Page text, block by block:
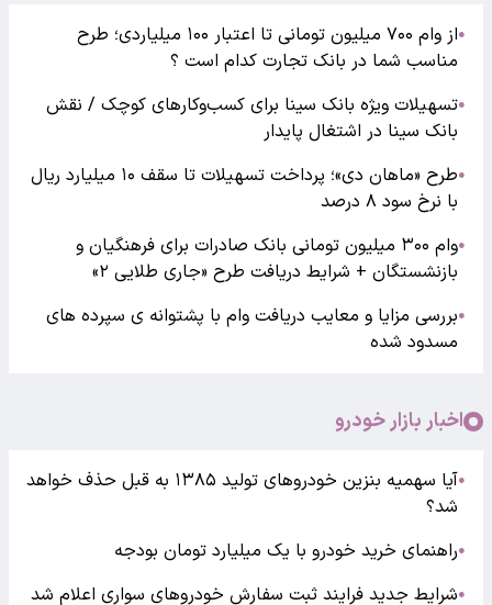
●
از وام ۷۰۰ میلیون تومانی تا اعتبار ۱۰۰ میلیاردی؛ طرح
مناسب شما در بانک تجارت کدام است ؟
●تسهیلات ویژه بانک سینا برای کسب‌وکارهای کوچک / نقش
بانک سینا در اشتغال پایدار
●
طرح «ماهان دی»؛ پرداخت تسهیلات تا سقف ۱۰ میلیارد ریال
با نرخ سود ۸ درصد
●
وام ۳۰۰ میلیون تومانی بانک صادرات برای فرهنگیان و
بازنشستگان + شرایط دریافت طرح «جاری طلایی ۲»
●بررسی مزایا و معایب دریافت وام با پشتوانه ی سپرده های
مسدود شده
اخبار بازار خودرو
●
آیا سهمیه بنزین خودروهای تولید ۱۳۸۵ به قبل حذف خواهد
شد؟
●راهنمای خرید خودرو با یک میلیارد تومان بودجه
●شرایط جدید فرایند ثبت سفارش خودروهای سواری اعلام شد